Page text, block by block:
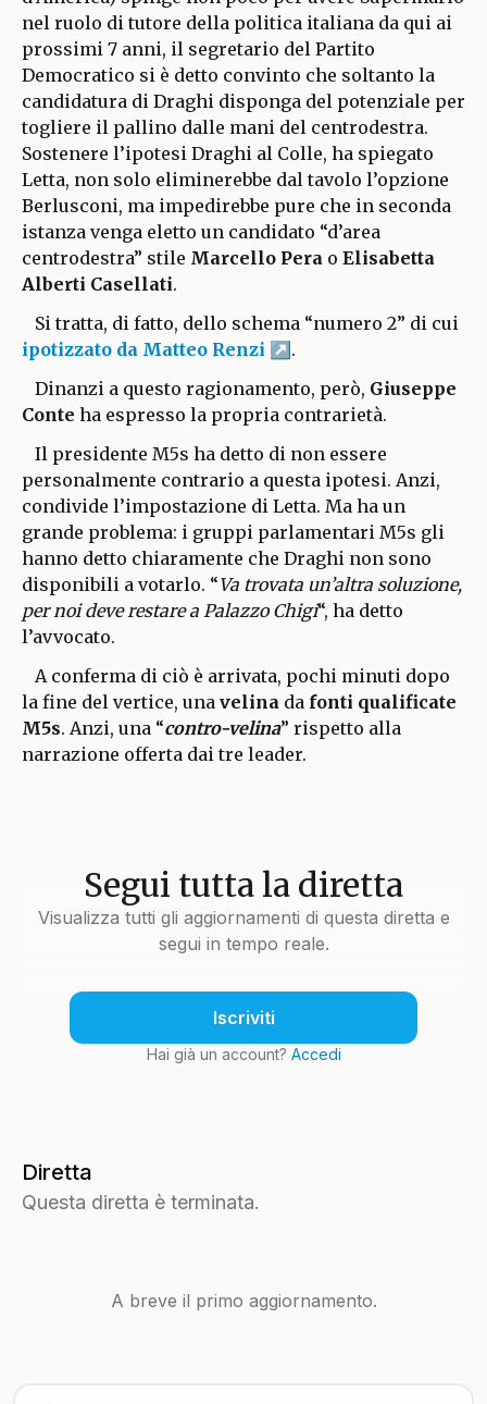
nel ruolo di tutore della politica italiana da qui ai
prossimi 7 anni, il segretario del Partito
Democratico si è detto convinto che soltanto la
candidatura di Draghi disponga del potenziale per
togliere il pallino dalle mani del centrodestra.
Sostenere l’ipotesi Draghi al Colle, ha spiegato
Letta, non solo eliminerebbe dal tavolo l’opzione
Berlusconi, ma impedirebbe pure che in seconda
istanza venga eletto un candidato “d’area
centrodestra” stile Marcello Pera o Elisabetta
Alberti Casellati.
Si tratta, di fatto, dello schema “numero 2” di cui
ipotizzato da Matteo Renzi
.
Dinanzi a questo ragionamento, però, Giuseppe
Conte ha espresso la propria contrarietà.
Il presidente M5s ha detto di non essere
personalmente contrario a questa ipotesi. Anzi,
condivide l’impostazione di Letta. Ma ha un
grande problema: i gruppi parlamentari M5s gli
hanno detto chiaramente che Draghi non sono
disponibili a votarlo. “Va trovata un’altra soluzione,
per noi deve restare a Palazzo Chigi“, ha detto
l’avvocato.
A conferma di ciò è arrivata, pochi minuti dopo
la fine del vertice, una velina da fonti qualificate
M5s. Anzi, una “contro-velina” rispetto alla
narrazione offerta dai tre leader.
Segui tutta la diretta
Visualizza tutti gli aggiornamenti di questa diretta e
segui in tempo reale.
Iscriviti
Hai già un account? Accedi
Diretta
Questa diretta è terminata.
A breve il primo aggiornamento.